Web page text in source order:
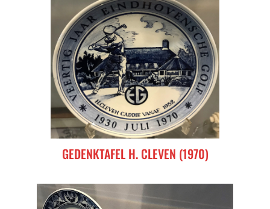
GEDENKTAFEL H. CLEVEN (1970)